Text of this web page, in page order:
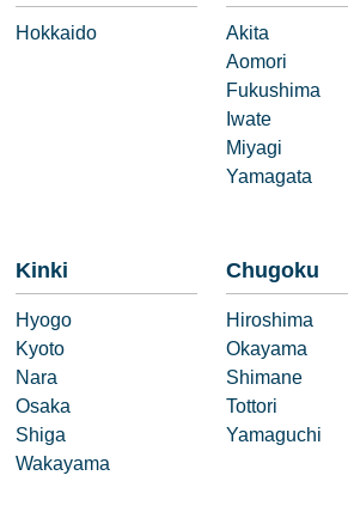
Hokkaido
Akita
Aomori
Fukushima
Iwate
Miyagi
Yamagata
Kinki
Hyogo
Kyoto
Nara
Osaka
Shiga
Wakayama
Chugoku
Hiroshima
Okayama
Shimane
Tottori
Yamaguchi